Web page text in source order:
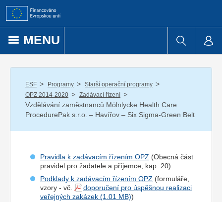
Přejít k obsahu
MENU
ESF / Programy / Starší operační programy /
OPZ 2014-2020 / Zadávací řízení /
Vzdělávání zaměstnanců Mölnlycke Health Care
ProcedurePak s.r.o. – Havířov – Six Sigma-Green Belt
Pravidla k zadávacím řízením OPZ (Obecná část
pravidel pro žadatele a příjemce , kap. 20)
Podklady k zadávacím řízením OPZ (formuláře,
vzory - vč.
doporučení pro úspěšnou realizaci
veřejných zakázek
)